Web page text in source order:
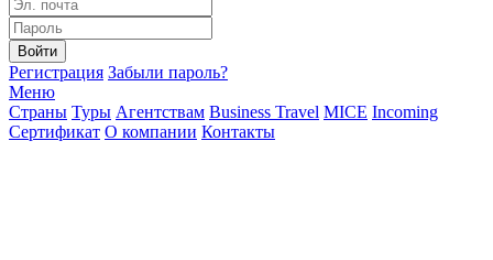
Войти
Регистрация Забыли пароль?
Меню
Страны Туры Агентствам Business Travel MICE Incoming
Сертификат О компании Контакты